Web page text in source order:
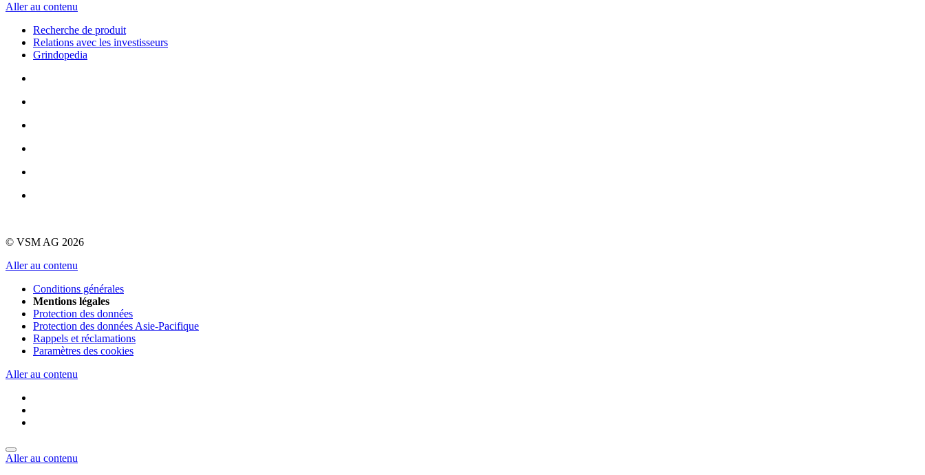
Aller au contenu
Recherche de produit
Relations avec les investisseurs
Grindopedia
© VSM AG 2026
Aller au contenu
Conditions générales
Mentions légales
Protection des données
Protection des données Asie-Pacifique
Rappels et réclamations
Paramètres des cookies
Aller au contenu
Aller au contenu